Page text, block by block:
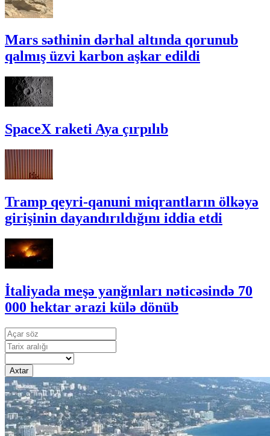
Mars səthinin dərhal altında qorunub
qalmış üzvi karbon aşkar edildi
SpaceX raketi Aya çırpılıb
Tramp qeyri-qanuni miqrantların ölkəyə
girişinin dayandırıldığını iddia etdi
İtaliyada meşə yanğınları nəticəsində 70
000 hektar ərazi külə dönüb
Axtar